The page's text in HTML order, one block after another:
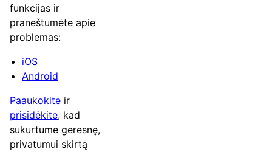
funkcijas ir
praneštumėte apie
problemas:
iOS
Android
Paaukokite ir
prisidėkite, kad
sukurtume geresnę,
privatumui skirtą